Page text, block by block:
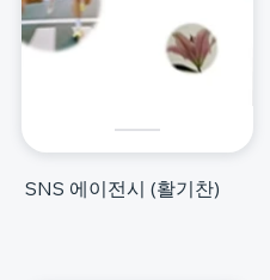
SNS 에이전시 (활기찬)